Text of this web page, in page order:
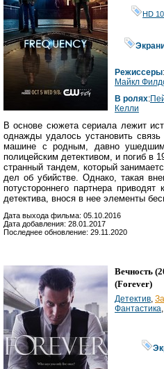
HD
Режиссеры:
Майкл
В ролях:
Келли
В основе сюжета сериала лежит
однажды удалось установить
машине с родным, давно
полицейским детективом, и погиб в
странный тандем, который
дел об убийстве. Однако, такая
потустороннего партнера
детектива, внося в нее элементы
Дата выхода фильма: 05.10.2016
Дата добавления: 28.01.2017
Последнее обновление: 29.11.2020
Вечность
(Forever)
Детектив,
Фантастика,